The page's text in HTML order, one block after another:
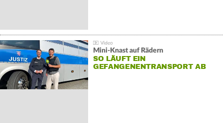
Mini-Knast auf Rädern
SO LÄUFT EIN
GEFANGENENTRANSPORT AB